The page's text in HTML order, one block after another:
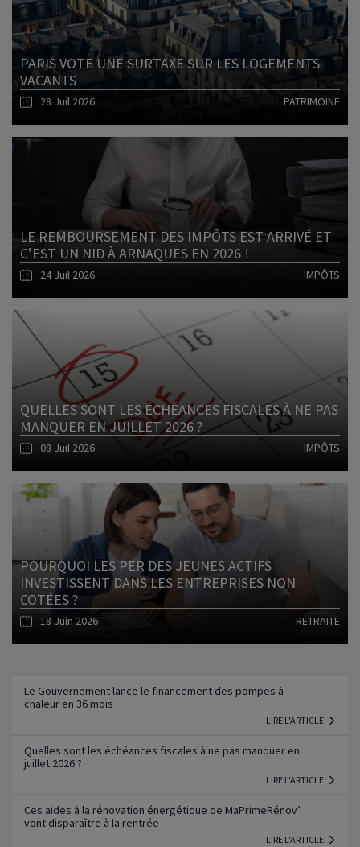
PARIS VOTE UNE SURTAXE SUR LES LOGEMENTS
VACANTS
28 Juil 2026 PATRIMOINE
LE REMBOURSEMENT DES IMPÔTS EST ARRIVÉ ET
C’EST UN NID À ARNAQUES EN 2026 !
24 Juil 2026 IMPÔTS
Lire l'article
QUELLES SONT LES ÉCHÉANCES FISCALES À NE PAS
MANQUER EN JUILLET 2026 ?
08 Juil 2026 IMPÔTS
POURQUOI LES PER DES JEUNES ACTIFS
INVESTISSENT DANS LES ENTREPRISES NON
COTÉES ?
18 Juin 2026 RETRAITE
Le Gouvernement lance le financement des pompes à
chaleur en 36 mois
LIRE L'ARTICLE
Quelles sont les échéances fiscales à ne pas manquer en
juillet 2026 ?
LIRE L'ARTICLE
Ces aides à la rénovation énergétique de MaPrimeRénov’
vont disparaître à la rentrée
LIRE L'ARTICLE